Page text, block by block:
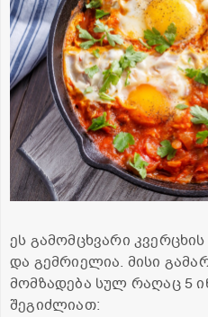
ეს გამომცხვარი
და გემრიელია. მისი
მომზადება სულ რაღაც 5
შეგიძლიათ: